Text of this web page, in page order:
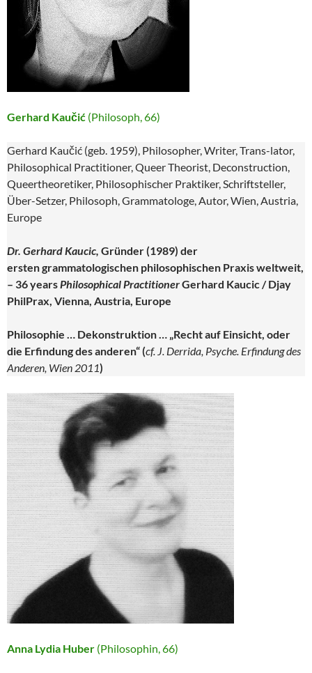
Gerhard Kaučić (Philosoph, 66)
Gerhard Kaučić (geb. 1959), Philosopher, Writer, Trans-lator,
Philosophical Practitioner, Queer Theorist, Deconstruction,
Queertheoretiker, Philosophischer Praktiker, Schriftsteller,
Über-Setzer, Philosoph, Grammatologe, Autor, Wien, Austria,
Europe
Dr. Gerhard Kaucic, Gründer (1989) der
ersten grammatologischen philosophischen Praxis weltweit,
– 36 yearsPhilosophical PractitionerGerhard Kaucic / Djay
PhilPrax, Vienna, Austria, Europe
Philosophie … Dekonstruktion … „Recht auf Einsicht, oder
die Erfindung des anderen“(cf. J. Derrida, Psyche. Erfindung des
Anderen, Wien 2011)
Anna Lydia Huber (Philosophin, 66)